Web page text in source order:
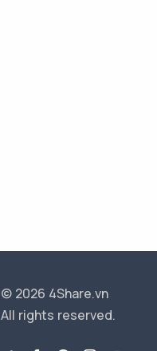
© 2026 4Share.vn
All rights reserved.